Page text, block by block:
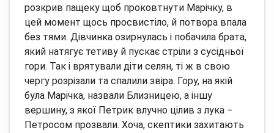
розкрив пащеку щоб проковтнути Марічку, в
цей момент щось просвистіло, й потвора впала
без тями. Дівчинка озирнулась і побачила брата,
який натягує тетиву й пускає стріли з сусідньої
гори. Так і врятували діти селян, ті ж в свою
чергу розрізали та спалили звіра. Гору, на якій
була Марічка, назвали Близницею, а іншу
вершину, з якої Петрик влучно цілив з лука −
Петросом прозвали. Хоча, скептики захитають